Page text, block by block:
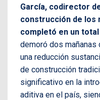
García, codirector
construcción de los
completó en un
demoró dos mañanas
una reducción
de construcción
significativo en la
aditiva en el país,